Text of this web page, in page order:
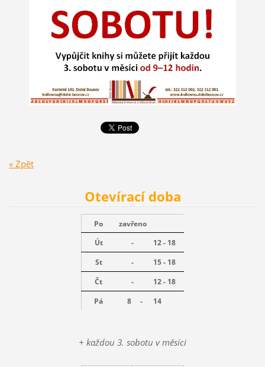
« Zpět
Otevírací doba
Po
zavřeno
Út
-
12 - 18
St
-
15 - 18
Čt
-
12 - 18
Pá
8 - 14
+ každou 3. sobotu v měsíci